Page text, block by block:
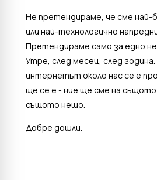
Не претендираме, че сме най-
или най-технологично
Претендираме само за едно
Утре, след месец, след
интернетът около нас се е
ще се е - ние ще сме на
същото нещо.
Добре дошли.